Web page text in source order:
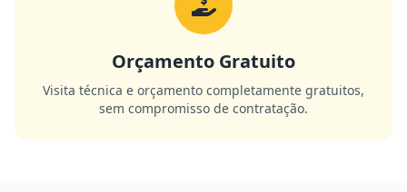
Orçamento Gratuito
Visita técnica e orçamento completamente gratuitos,
sem compromisso de contratação.